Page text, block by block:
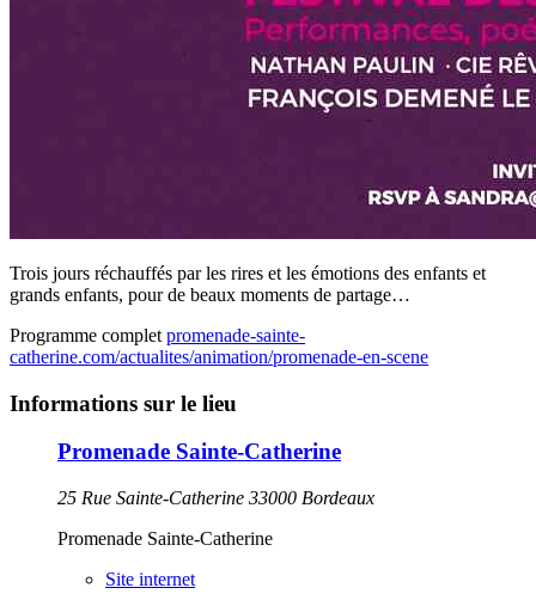
Trois jours réchauffés par les rires et les émotions des enfants et
grands enfants, pour de beaux moments de partage…
Programme complet promenade-sainte-
catherine.com/actualites/animation/promenade-en-scene
Informations sur le lieu
Promenade Sainte-Catherine
25 Rue Sainte-Catherine 33000 Bordeaux
Promenade Sainte-Catherine
Site internet